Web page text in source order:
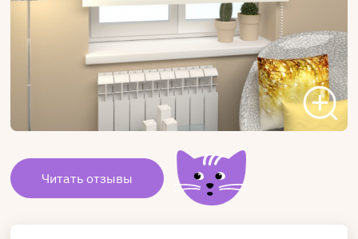
Читать отзывы